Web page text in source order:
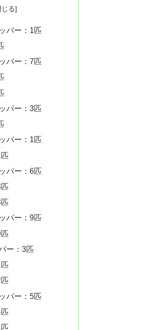
パー：1匹
パー：7匹
パー：3匹
パー：1匹
パー：6匹
パー：9匹
ー：3匹
パー：5匹